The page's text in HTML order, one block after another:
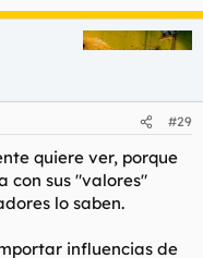
#29
quiere ver, porque
con sus "valores"
lo saben.
influencias de